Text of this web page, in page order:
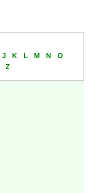
J K L M N
O
Z